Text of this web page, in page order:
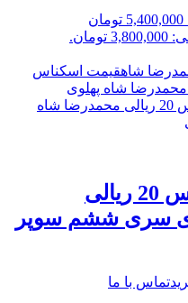
قیمت اصلی: 5,400,000 تومان
شاهقیمت اسکناس
شاه پهلوی
بسته 1 تا 100 اسکناس 20 ریالی
سری ششم سوپر
تماس با ما